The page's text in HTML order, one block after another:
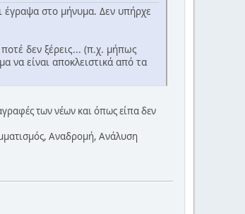
έγραψα στο μήνυμα. Δεν υπήρχε
δεν ξέρεις... (π.χ. μήπως
να είναι αποκλειστικά από τα
των νέων και όπως είπα δεν
Αναδρομή, Ανάλυση